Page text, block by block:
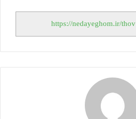
https://nedayeghom.ir/thov